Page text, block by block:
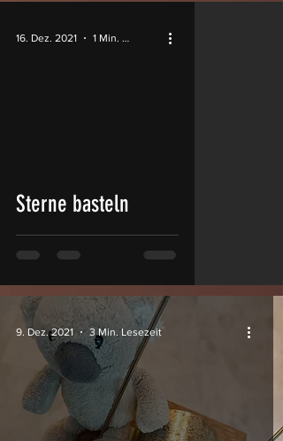
Sterne basteln
16. Dez. 2021 1 Min. Lesezeit
9. Dez. 2021 3 Min. Lesezeit